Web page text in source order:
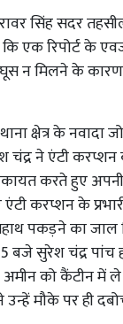
सिंह सदर
एक रिपोर्ट के
न मिलने के
क्षेत्र के नवादा
चंद्र ने एंटी
करते हुए
करप्शन के
पकड़ने का जाल
बजे सुरेश चंद्र
अमीन को कैंटीन में
मौके पर ही